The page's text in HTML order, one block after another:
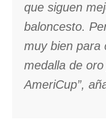
que siguen
baloncesto.
muy bien para
medalla de
AmeriCup”,